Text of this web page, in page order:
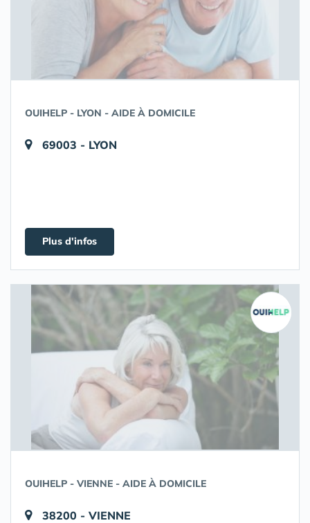
OUIHELP - LYON - AIDE À DOMICILE
69003 - LYON
Plus d'infos
OUIHELP - VIENNE - AIDE À DOMICILE
38200 - VIENNE